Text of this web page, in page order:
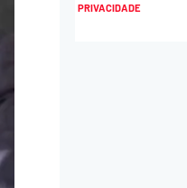
PRIVACIDADE